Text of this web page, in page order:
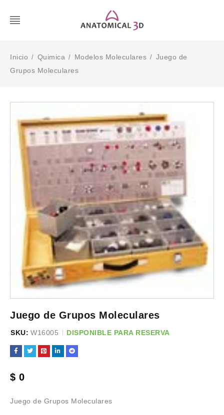
Inicio / Quimica / Modelos Moleculares / Juego de
Grupos Moleculares
Juego de Grupos Moleculares
SKU: W16005 DISPONIBLE PARA RESERVA
$ 0
Juego de Grupos Moleculares